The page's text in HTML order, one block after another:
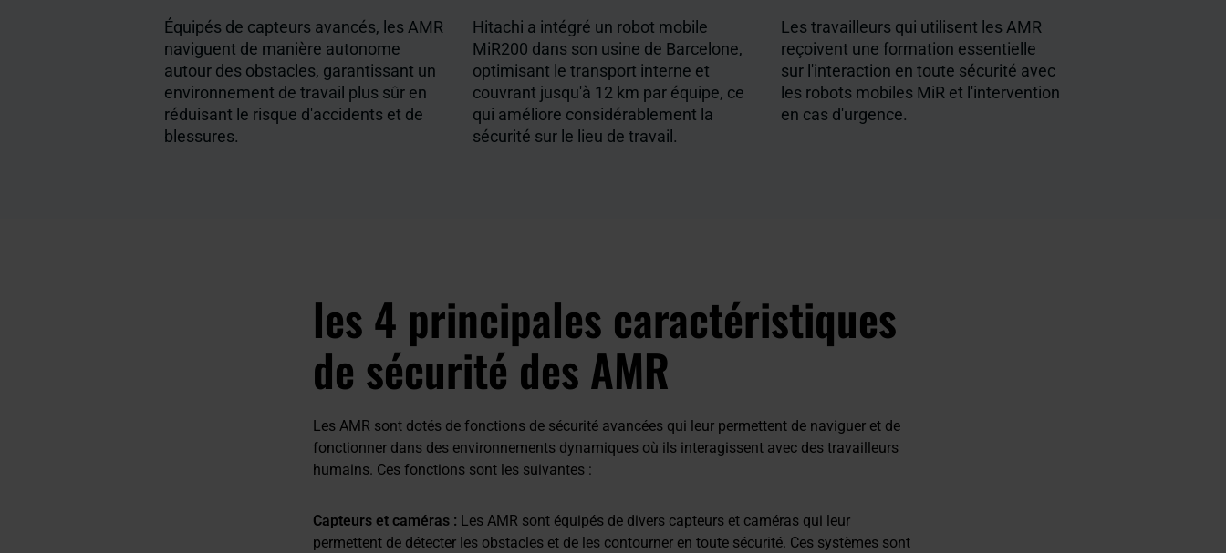
Équipés de capteurs avancés, les AMR
naviguent de manière autonome
autour des obstacles, garantissant un
environnement de travail plus sûr en
réduisant le risque d'accidents et de
blessures.
Hitachi a intégré un robot mobile
MiR200 dans son usine de Barcelone,
optimisant le transport interne et
couvrant jusqu'à 12 km par équipe, ce
qui améliore considérablement la
sécurité sur le lieu de travail.
Les travailleurs qui utilisent les AMR
reçoivent une formation essentielle
sur l'interaction en toute sécurité avec
les robots mobiles MiR et l'intervention
en cas d'urgence.
les 4 principales caractéristiques
de sécurité des AMR
Les AMR sont dotés de fonctions de sécurité avancées qui leur permettent de naviguer et de
fonctionner dans des environnements dynamiques où ils interagissent avec des travailleurs
humains. Ces fonctions sont les suivantes :
Capteurs et caméras : Les AMR sont équipés de divers capteurs et caméras qui leur
permettent de détecter les obstacles et de les contourner en toute sécurité. Ces systèmes sont